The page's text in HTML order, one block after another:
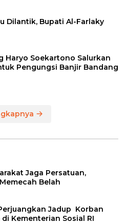
Dilantik, Bupati Al-Farlaky
Haryo Soekartono Salurkan
Pengungsi Banjir Bandang
Jaga Persatuan,
Belah
Jadup Korban
Kementerian Sosial RI